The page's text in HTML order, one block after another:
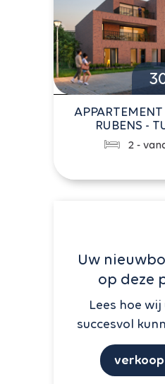
RUBENS -
2 -
Uw
op deze
Lees hoe
succesvol